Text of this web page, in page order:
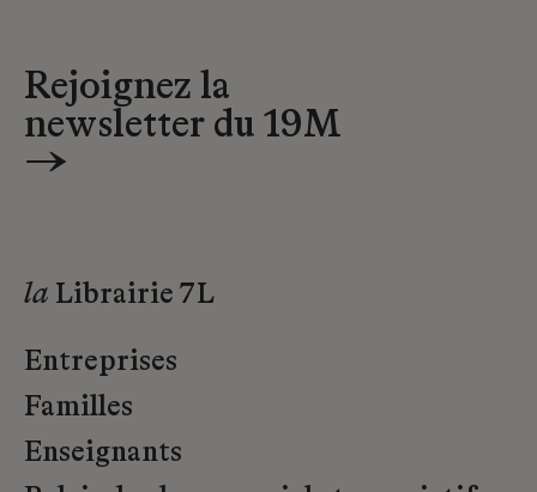
Rejoignez la
newsletter du 19M
→
la Librairie 7L
Entreprises
Familles
Enseignants